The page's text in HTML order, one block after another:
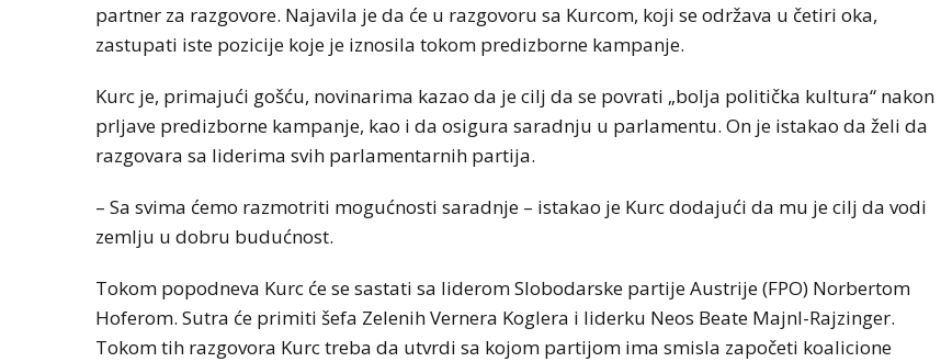
partner za razgovore. Najavila je da će u razgovoru sa Kurcom, koji se održava u četiri oka,
zastupati iste pozicije koje je iznosila tokom predizborne kampanje.
Kurc je, primajući gošću, novinarima kazao da je cilj da se povrati „bolja politička kultura“ nakon
prljave predizborne kampanje, kao i da osigura saradnju u parlamentu. On je istakao da želi da
razgovara sa liderima svih parlamentarnih partija.
– Sa svima ćemo razmotriti mogućnosti saradnje – istakao je Kurc dodajući da mu je cilj da vodi
zemlju u dobru budućnost.
Tokom popodneva Kurc će se sastati sa liderom Slobodarske partije Austrije (FPO) Norbertom
Hoferom. Sutra će primiti šefa Zelenih Vernera Koglera i liderku Neos Beate Majnl-Rajzinger.
Tokom tih razgovora Kurc treba da utvrdi sa kojom partijom ima smisla započeti koalicione